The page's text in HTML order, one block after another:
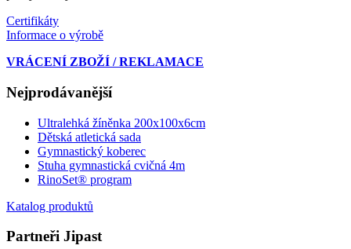
Certifikáty
Informace o výrobě
VRÁCENÍ ZBOŽÍ / REKLAMACE
Nejprodávanější
Ultralehká žíněnka 200x100x6cm
Dětská atletická sada
Gymnastický koberec
Stuha gymnastická cvičná 4m
RinoSet® program
Katalog produktů
Partneři Jipast